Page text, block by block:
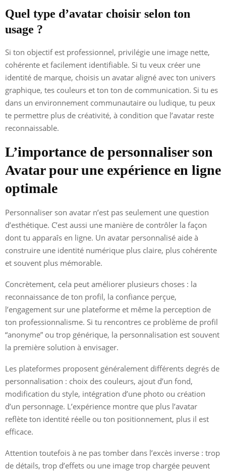
Quel type d’avatar choisir selon ton
usage ?
Si ton objectif est professionnel, privilégie une image nette,
cohérente et facilement identifiable. Si tu veux créer une
identité de marque, choisis un avatar aligné avec ton univers
graphique, tes couleurs et ton ton de communication. Si tu es
dans un environnement communautaire ou ludique, tu peux
te permettre plus de créativité, à condition que l’avatar reste
reconnaissable.
L’importance de personnaliser son
Avatar pour une expérience en ligne
optimale
Personnaliser son avatar n’est pas seulement une question
d’esthétique. C’est aussi une manière de contrôler la façon
dont tu apparaîs en ligne. Un avatar personnalisé aide à
construire une identité numérique plus claire, plus cohérente
et souvent plus mémorable.
Concrètement, cela peut améliorer plusieurs choses : la
reconnaissance de ton profil, la confiance perçue,
l’engagement sur une plateforme et même la perception de
ton professionnalisme. Si tu rencontres ce problème de profil
“anonyme” ou trop générique, la personnalisation est souvent
la première solution à envisager.
Les plateformes proposent généralement différents degrés de
personnalisation : choix des couleurs, ajout d’un fond,
modification du style, intégration d’une photo ou création
d’un personnage. L’expérience montre que plus l’avatar
reflète ton identité réelle ou ton positionnement, plus il est
efficace.
Attention toutefois à ne pas tomber dans l’excès inverse : trop
de détails, trop d’effets ou une image trop chargée peuvent